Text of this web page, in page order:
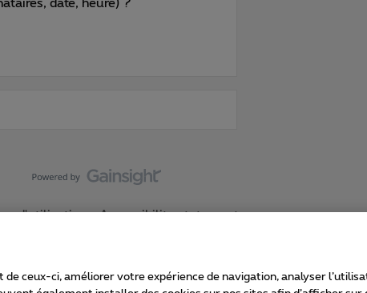
date, heure) ?
d'utilisation Accessibility statement
ceux-ci, améliorer votre expérience de navigation, analyser